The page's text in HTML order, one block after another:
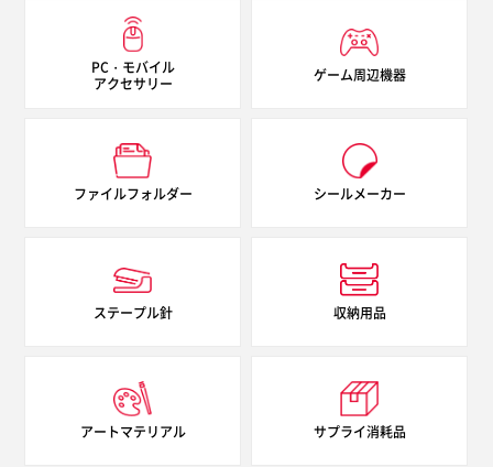
PC・モバイル
アクセサリー
ゲーム周辺機器
ファイルフォルダー シールメーカー
ステープル針 収納用品
アートマテリアル サプライ消耗品